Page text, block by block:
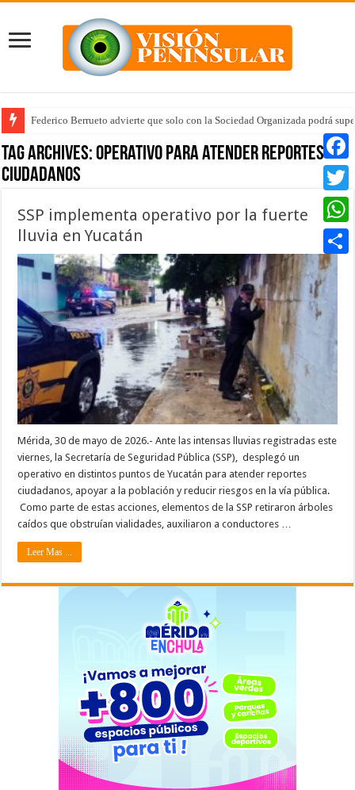
Federico Berrueto advierte que solo con la Sociedad Organizada podrá
Tag Archives:operativo para atender reportes
ciudadanos
SSP implementa operativo por la fuerte
lluvia en Yucatán
Mérida, 30 de mayo de 2026.- Ante las intensas lluvias registradas este
viernes, la Secretaría de Seguridad Pública (SSP), desplegó un
operativo en distintos puntos de Yucatán para atender reportes
ciudadanos, apoyar a la población y reducir riesgos en la vía pública.
Como parte de estas acciones, elementos de la SSP retiraron árboles
caídos que obstruían vialidades, auxiliaron a conductores …
Leer Mas ...
Twitter